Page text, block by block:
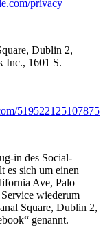
privacy
Dublin 2,
Inc., 1601 S.
519522125107875
in des Social-
es sich um einen
Ave, Palo
wiederum
Square, Dublin 2,
genannt.